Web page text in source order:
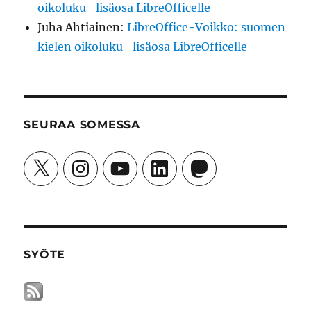
oikoluku -lisäosa LibreOfficelle
Juha Ahtiainen:LibreOffice-Voikko: suomen
kielen oikoluku -lisäosa LibreOfficelle
SEURAA SOMESSA
X InstagramYouTubeLinkedInMastodon
SYÖTE